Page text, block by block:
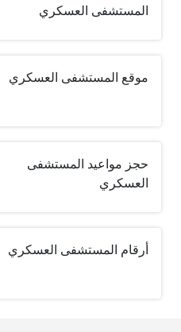
المستشفى العسكري
موقع المستشفى العسكري
حجز مواعيد المستشفى
العسكري
أرقام المستشفى العسكري